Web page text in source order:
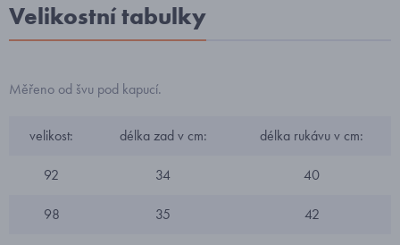
Velikostní tabulky
Měřeno od švu pod kapucí.
velikost: délka zad v cm: délka rukávu v cm:
92 34 40
98 35 42